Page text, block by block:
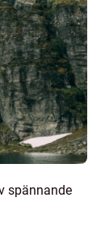
spännande